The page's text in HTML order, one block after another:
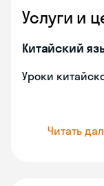
Услуги и
Китайский
Уроки
Читать